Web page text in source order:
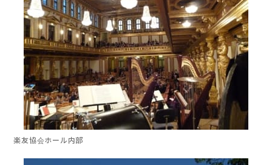
楽友協会ホール内部